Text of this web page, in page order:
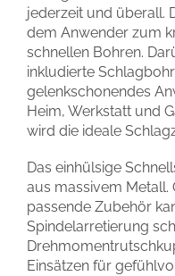
jederzeit und überall.
dem Anwender zum
schnellen Bohren.
inkludierte
gelenkschonendes
Heim, Werkstatt und
wird die ideale
Das einhülsige
aus massivem Metall.
passende Zubehör
Spindelarretierung
Einsätzen für